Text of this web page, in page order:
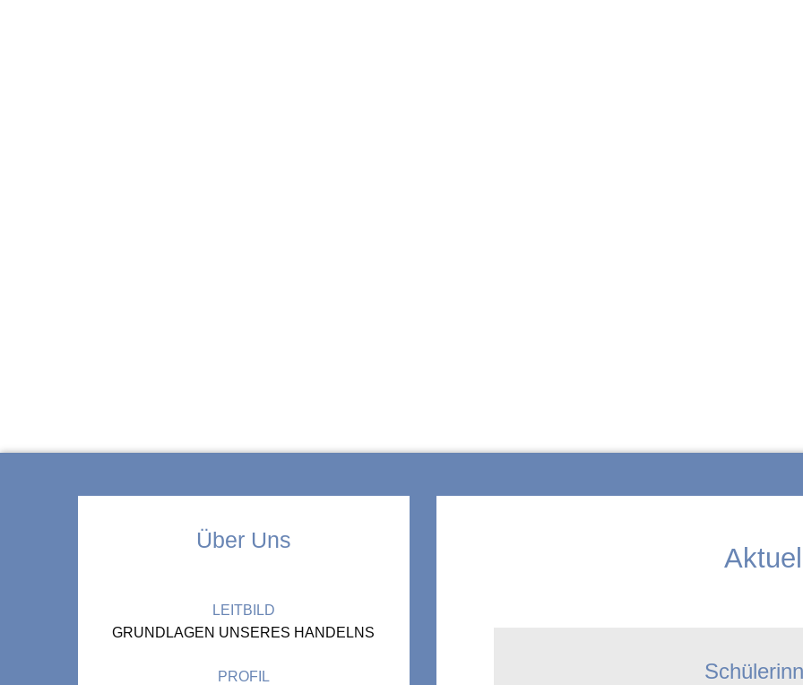
Über Uns
LEITBILD
GRUNDLAGEN UNSERES HANDELNS
PROFIL